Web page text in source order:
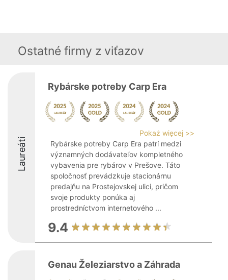
Ostatné firmy z viťazov
Laureáti
Rybárske potreby Carp Era
Pokaż więcej >>
Rybárske potreby Carp Era patrí medzi
významných dodávateľov kompletného
vybavenia pre rybárov v Prešove. Táto
spoločnosť prevádzkuje stacionárnu
predajňu na Prostejovskej ulici, pričom
svoje produkty ponúka aj
prostredníctvom internetového ...
9.4
Genau Železiarstvo a Záhrada